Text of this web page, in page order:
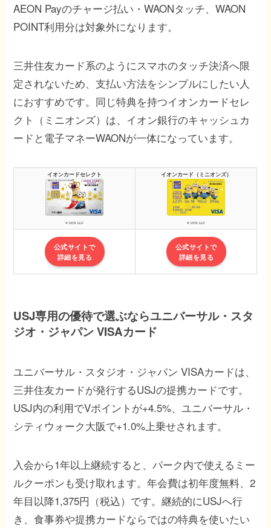
AEON Payのチャージ払い・WAONタッチ、WAON
POINT利用分は対象外になります。
三井住友カード系のようにスマホのタッチ決済へ限
定されないため、支払い方法をシンプルにしたい人
におすすめです。同じ特典を持つイオンカードセレ
クト（ミニオンズ）は、イオン銀行のキャッシュカ
ードと電子マネーWAONが一体になっています。
イオンカードセレクト
© UCS LLC
イオンカード（ミニオンズ）
© UCS LLC
公式サイトで
詳細を見る
公式サイトで
詳細を見る
USJ専用の優待で選ぶならユニバーサル・スタ
ジオ・ジャパン VISAカード
ユニバーサル・スタジオ・ジャパン VISAカードは、
三井住友カードが発行するUSJの提携カードです。
USJ内の利用でVポイントが+4.5%、ユニバーサル・
シティウォーク大阪で+1.0%上乗せされます。
入会から1年以上継続すると、パーク内で使えるミー
ルクーポンも受け取れます。年会費は初年度無料、2
年目以降1,375円（税込）です。継続的にUSJへ行
き、食事券や提携カードならではの特典を使いたい